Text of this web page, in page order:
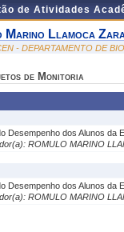
de Atividades
Marino Llamoca
- DEPARTAMENTO DE
de Monitoria
Desempenho dos Alunos da
ROMULO MARINO
Desempenho dos Alunos da
ROMULO MARINO